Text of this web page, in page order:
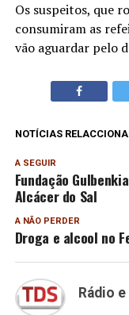
Os suspeitos, que
consumiram as
vão aguardar pelo
NOTÍCIAS
A SEGUIR
Fundação
Alcácer do Sal
A NÃO PERDER
Droga e alcool no
Rádio